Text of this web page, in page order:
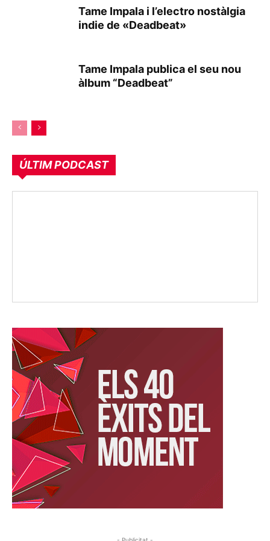
Tame Impala i l’electro nostàlgia
indie de «Deadbeat»
Tame Impala publica el seu nou
àlbum “Deadbeat”
ÚLTIM PODCAST